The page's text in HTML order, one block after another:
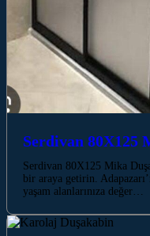
Serdivan 80X125
Serdivan 80X125 Mika
bir araya getirin.
yaşam alanlarınıza değer…